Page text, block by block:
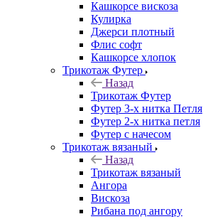
Кашкорсе вискоза
Кулирка
Джерси плотный
Флис софт
Кашкорсе хлопок
Трикотаж Футер
Назад
Трикотаж Футер
Футер 3-х нитка Петля
Футер 2-х нитка петля
Футер с начесом
Трикотаж вязаный
Назад
Трикотаж вязаный
Ангора
Вискоза
Рибана под ангору